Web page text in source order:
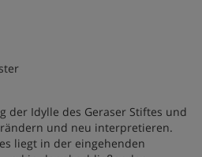
der Idylle des Geraser Stiftes und
und neu interpretieren.
liegt in der eingehenden